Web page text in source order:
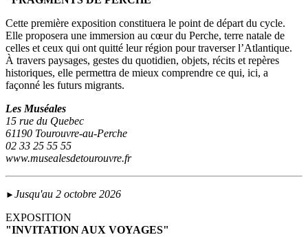
Cette première exposition constituera le point de départ du cycle.
Elle proposera une immersion au cœur du Perche, terre natale de
celles et ceux qui ont quitté leur région pour traverser l’Atlantique.
À travers paysages, gestes du quotidien, objets, récits et repères
historiques, elle permettra de mieux comprendre ce qui, ici, a
façonné les futurs migrants.
Les Muséales
15 rue du Quebec
61190 Tourouvre-au-Perche
02 33 25 55 55
www.musealesdetourouvre.fr
► Jusqu'au 2 octobre 2026
EXPOSITION
"INVITATION AUX VOYAGES"